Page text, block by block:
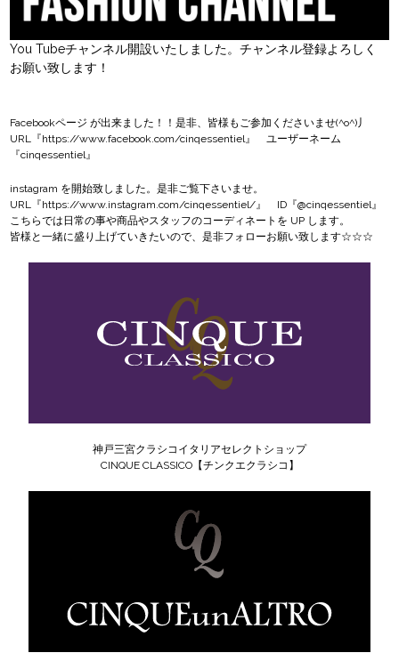
You Tubeチャンネル開設いたしました。チャンネル登録よろしく
お願い致します！
Facebookページ が出来ました！！是非、皆様もご参加くださいませ(^o^)丿
URL『https://www.facebook.com/cinqessentiel』 ユーザーネーム
『cinqessentiel』
instagram を開始致しました。是非ご覧下さいませ。
URL『https://www.instagram.com/cinqessentiel/』 ID『@cinqessentiel』
こちらでは日常の事や商品やスタッフのコーディネートを UP します。
皆様と一緒に盛り上げていきたいので、是非フォローお願い致します☆☆☆
神戸三宮クラシコイタリアセレクトショップ
CINQUE CLASSICO【チンクエクラシコ】